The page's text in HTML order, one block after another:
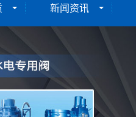
新闻资讯